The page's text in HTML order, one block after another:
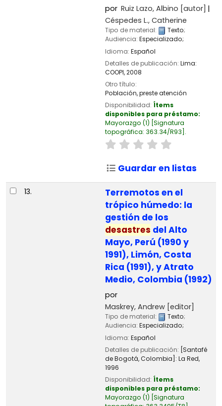
por Ruiz Lazo, Albino [autor]
Céspedes L., Catherine
Tipo de material: Texto;
Audiencia: Especializado;
Idioma: Español
Detalles de publicación: Lima:
COOPI,2008
Otro título:
Población, preste atención
Disponibilidad: Ítems
disponibles para préstamo:
Mayorazgo (1) Signatura
topográfica: 363.34/R93 .
Guardar en listas
13.
Terremotos en el
trópico húmedo: la
gestión de los
desastres del Alto
Mayo, Perú (1990 y
1991), Limón, Costa
Rica (1991), y Atrato
Medio, Colombia (1992)
por
Maskrey, Andrew[editor]
Tipo de material: Texto;
Audiencia: Especializado;
Idioma: Español
Detalles de publicación: [Santafé
de Bogotá, Colombia]: La Red,
1996
Disponibilidad: Ítems
disponibles para préstamo:
Mayorazgo (1) Signatura